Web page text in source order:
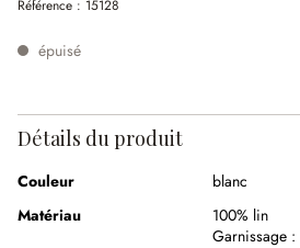
Référence : 15128
épuisé
Détails du produit
Couleur
blanc
Matériau
100% lin
Garnissage :